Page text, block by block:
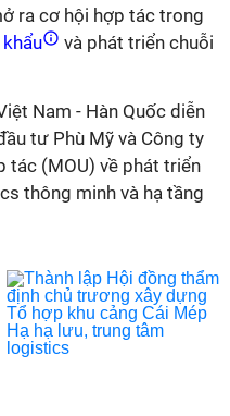
ra cơ hội hợp tác trong
khẩu
và phát triển chuỗi
Nam - Hàn Quốc diễn
tư Phù Mỹ và Công ty
tác (MOU) về phát triển
thông minh và hạ tầng